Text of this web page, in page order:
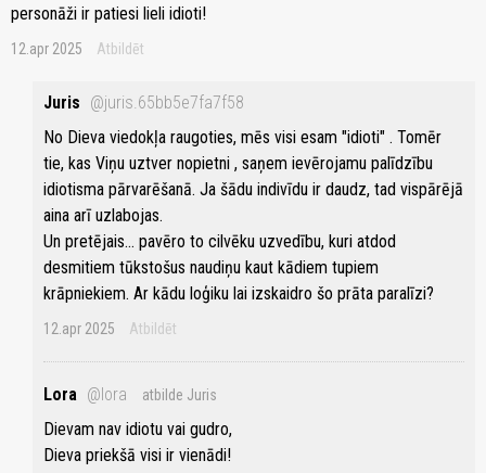
personāži ir patiesi lieli idioti!
12.apr 2025 Atbildēt
Juris @juris.65bb5e7fa7f58
No Dieva viedokļa raugoties, mēs visi esam "idioti" . Tomēr
tie, kas Viņu uztver nopietni , saņem ievērojamu palīdzību
idiotisma pārvarēšanā. Ja šādu indivīdu ir daudz, tad vispārējā
aina arī uzlabojas.
Un pretējais... pavēro to cilvēku uzvedību, kuri atdod
desmitiem tūkstošus naudiņu kaut kādiem tupiem
krāpniekiem. Ar kādu loģiku lai izskaidro šo prāta paralīzi?
12.apr 2025 Atbildēt
Lora @lora atbilde Juris
Dievam nav idiotu vai gudro,
Dieva priekšā visi ir vienādi!